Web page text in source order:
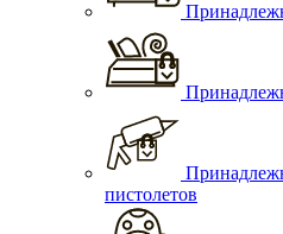
пистолетов